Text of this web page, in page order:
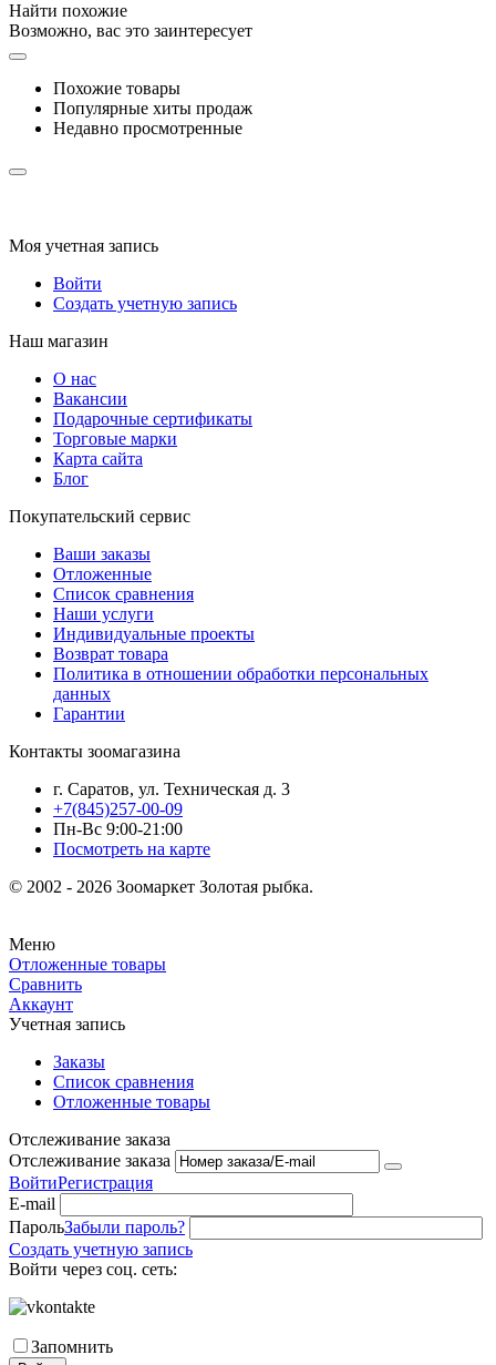
Найти похожие
Возможно, вас это заинтересует
Похожие товары
Популярные хиты продаж
Недавно просмотренные
Моя учетная запись
Войти
Создать учетную запись
Наш магазин
О нас
Вакансии
Подарочные сертификаты
Торговые марки
Карта сайта
Блог
Покупательский сервис
Ваши заказы
Отложенные
Список сравнения
Наши услуги
Индивидуальные проекты
Возврат товара
Политика в отношении обработки персональных
данных
Гарантии
Контакты зоомагазина
г. Саратов, ул. Техническая д. 3
+7(845)257-00-09
Пн-Вс 9:00-21:00
Посмотреть на карте
© 2002 - 2026 Зоомаркет Золотая рыбка.
Меню
Отложенные товары
Сравнить
Аккаунт
Учетная запись
Заказы
Список сравнения
Отложенные товары
Отслеживание заказа
Отслеживание заказа
ВойтиРегистрация
E-mail
ПарольЗабыли пароль?
Создать учетную запись
Войти через соц. сеть:
Запомнить